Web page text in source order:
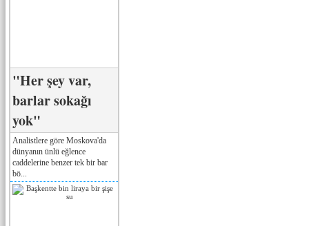
"Her şey var,
barlar sokağı
yok"
Analistlere göre Moskova'da
dünyanın ünlü eğlence
caddelerine benzer tek bir bar
bö...